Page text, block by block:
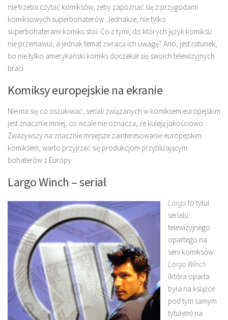
nie trzeba czytać komiksów, żeby zapoznać się z przygodami
komiksowych superbohaterów. Jednakże, nie tylko
superbohaterami komiks stoi. Co z tymi, do których język komiksu
nie przemawia, a jednak temat zwraca ich uwagę? Ano, jest ratunek,
bo nie tylko amerykański komiks doczekał się swoich telewizyjnych
braci.
Komiksy europejskie na ekranie
Nie ma się co oszukiwać, seriali związanych w komiksem europejskim
jest znacznie mniej, co wcale nie oznacza, że kuleją jakościowo.
Zważywszy na znacznie mniejsze zainteresowanie europejskim
komiksem, warto przyjrzeć się produkcjom przybliżającym
bohaterów z Europy.
Largo Winch – serial
Largo to tytuł
serialu
telewizyjnego
opartego na
serii komiksów
Largo Winch
(która oparta
była na książce
pod tym samym
tytułem) na